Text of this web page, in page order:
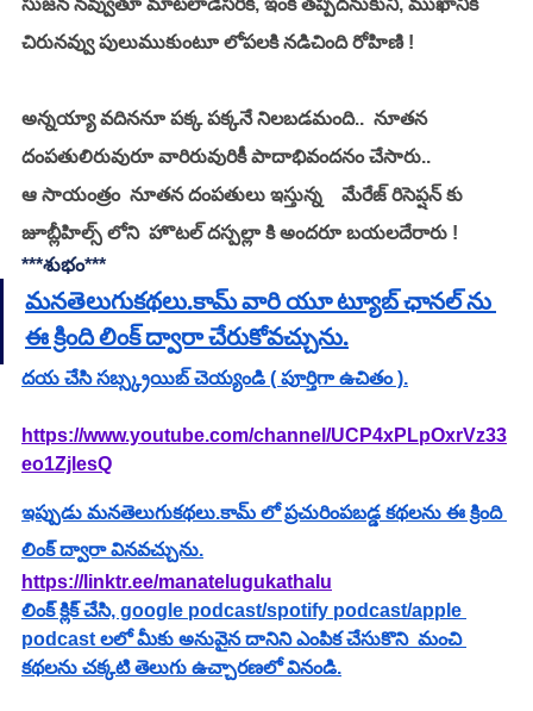
సుజన నవ్వుతూ మాటలాడేసరికి, ఇంక తప్పదనుకుని, ముఖానికి
చిరునవ్వు పులుముకుంటూ లోపలకి నడిచింది రోహిణి !
అన్నయ్యా వదిననూ పక్క పక్కనే నిలబడమంది..  నూతన
దంపతులిరువురూ వారిరువురికీ పాదాభివందనం చేసారు..
ఆ సాయంత్రం  నూతన దంపతులు ఇస్తున్న    మేరేజ్ రిసెప్షన్ కు
జూబ్లీహిల్స్ లోని  హొటల్ దస్పల్లా కి అందరూ బయలదేరారు !
***శుభం***
మనతెలుగుకథలు.కామ్ వారి యూ ట్యూబ్ ఛానల్ ను
ఈ క్రింది లింక్ ద్వారా చేరుకోవచ్చును.
దయ చేసి సబ్స్క్రయిబ్ చెయ్యండి ( పూర్తిగా ఉచితం ).
https://www.youtube.com/channel/UCP4xPLpOxrVz33
eo1ZjlesQ
ఇప్పుడు మనతెలుగుకథలు.కామ్ లో ప్రచురింపబడ్డ కథలను ఈ క్రింది
లింక్ ద్వారా వినవచ్చును.
https://linktr.ee/manatelugukathalu
లింక్ క్లిక్ చేసి, google podcast/spotify podcast/apple
podcast లలో మీకు అనువైన దానిని ఎంపిక చేసుకొని  మంచి
కథలను చక్కటి తెలుగు ఉచ్చారణలో వినండి.